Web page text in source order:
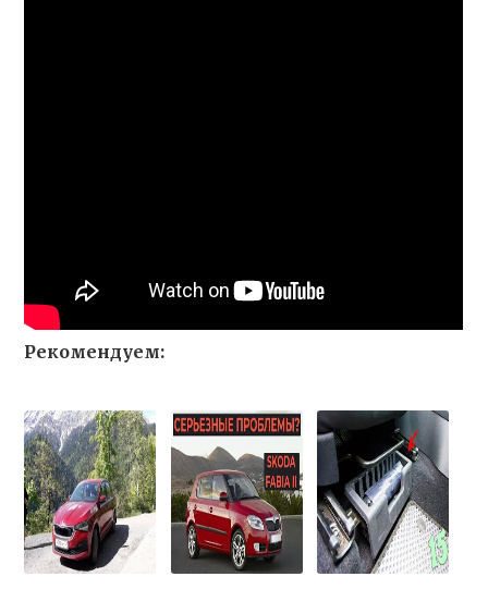
Рекомендуем: